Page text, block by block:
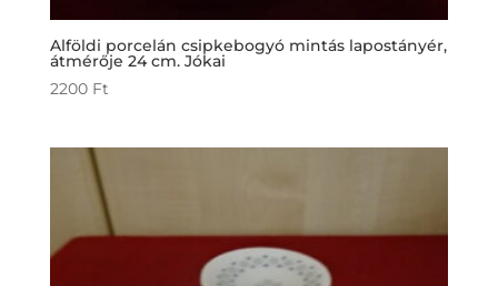
Alföldi porcelán csipkebogyó mintás lapostányér,
átmérője 24 cm. Jókai
2200 Ft